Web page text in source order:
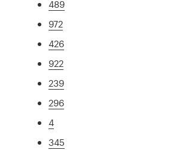
489
972
426
922
239
296
4
345